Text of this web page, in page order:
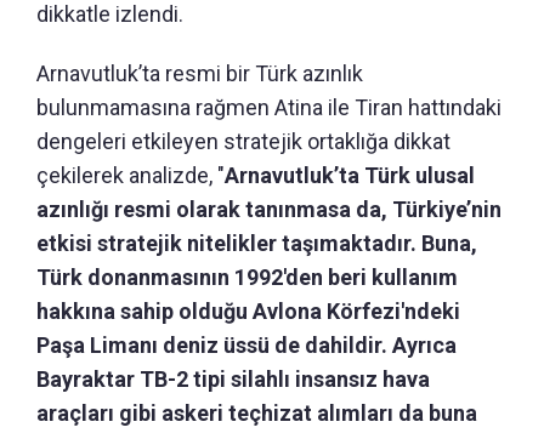
dikkatle izlendi.
Arnavutluk’ta resmi bir Türk azınlık
bulunmamasına rağmen Atina ile Tiran hattındaki
dengeleri etkileyen stratejik ortaklığa dikkat
çekilerek analizde, "Arnavutluk’ta Türk ulusal
azınlığı resmi olarak tanınmasa da, Türkiye’nin
etkisi stratejik nitelikler taşımaktadır. Buna,
Türk donanmasının 1992'den beri kullanım
hakkına sahip olduğu Avlona Körfezi'ndeki
Paşa Limanı deniz üssü de dahildir. Ayrıca
Bayraktar TB-2 tipi silahlı insansız hava
araçları gibi askeri teçhizat alımları da buna